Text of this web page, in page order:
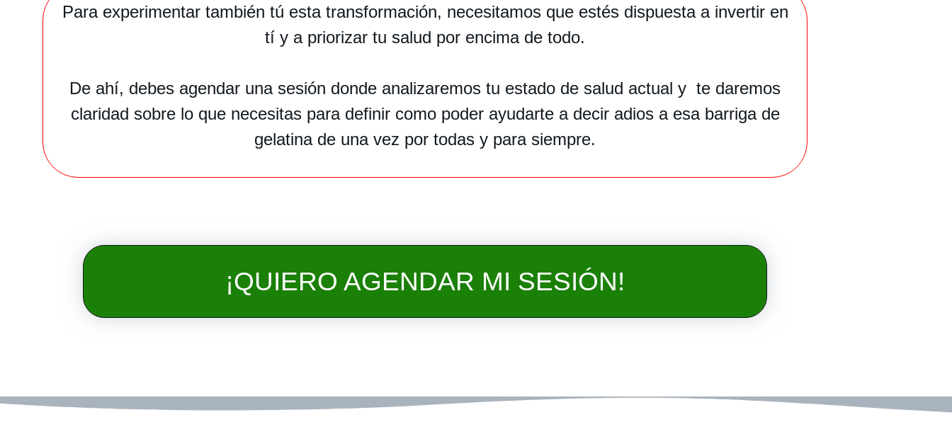
Para experimentar también tú esta transformación, necesitamos que estés dispuesta a invertir en
tí y a priorizar tu salud por encima de todo.
De ahí, debes agendar una sesión donde analizaremos tu estado de salud actual y te daremos
claridad sobre lo que necesitas para definir como poder ayudarte a decir adios a esa barriga de
gelatina de una vez por todas y para siempre.
¡QUIERO AGENDAR MI SESIÓN!